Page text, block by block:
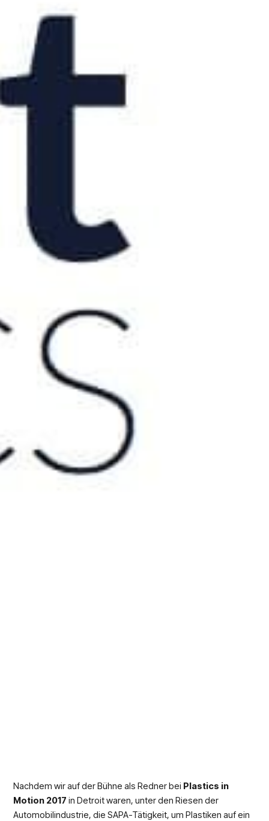
Nachdem wir auf der Bühne als Redner bei Plastics in
Motion 2017 in Detroit waren, unter den Riesen der
Automobilindustrie, die SAPA-Tätigkeit, um Plastiken auf ein